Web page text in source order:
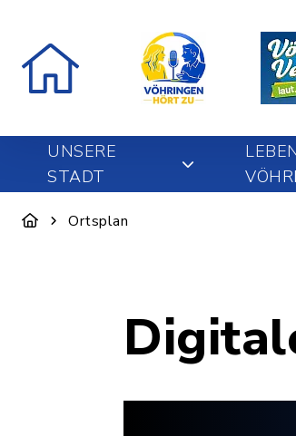
UNSERE
STADT
Ortsplan